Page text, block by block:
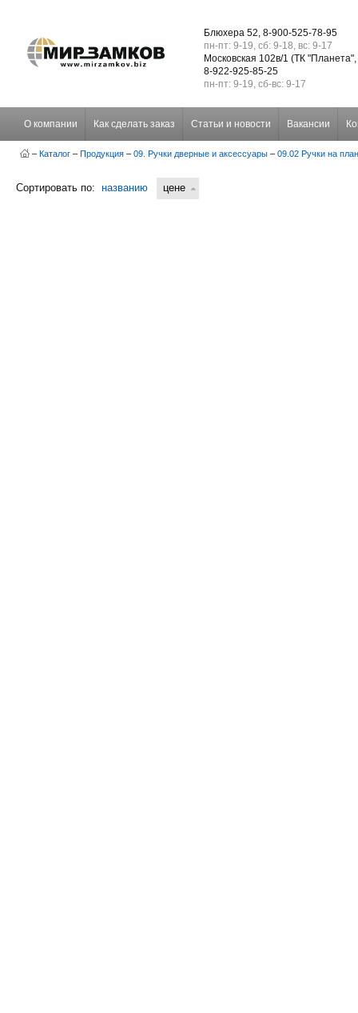
Блюхера 52, 8-900-525-78-95
пн-пт: 9-19, сб: 9-18, вс: 9-17
Московская 102в/1 (ТК
8-922-925-85-25
пн-пт: 9-19, сб-вс: 9-17
О компании Как сделать заказ Статьи и новости Вакансии
– Каталог – Продукция – 09. Ручки дверные и аксессуары – 09.02 Ручки на
Сортировать по: названию цене